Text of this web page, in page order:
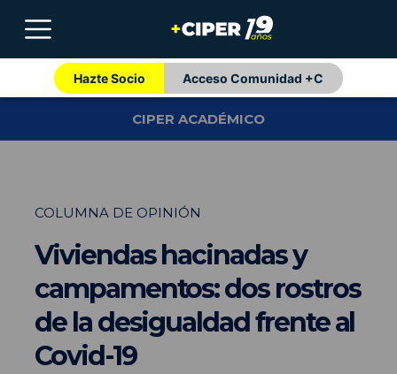
Hazte Socio Acceso Comunidad +C
CIPER ACADÉMICO
COLUMNA DE OPINIÓN
Viviendas hacinadas y
campamentos: dos rostros
de la desigualdad frente al
Covid-19